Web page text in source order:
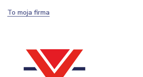
To moja firma